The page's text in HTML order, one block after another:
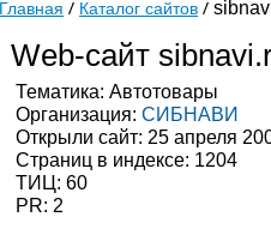
Главная Каталог сайтов
Web-сайт
Тематика: Автотовары
Организация: СИБНАВИ
Открыли сайт: 25 апреля
Страниц в индексе: 1204
ТИЦ: 60
PR: 2